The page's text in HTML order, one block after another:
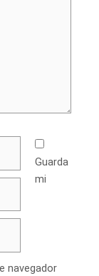
Guarda
mi
navegador